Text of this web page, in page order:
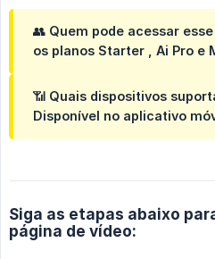
👥 Quem pode acessar
os planos Starter Ai Pro e
📶 Quais dispositivos
Disponível no aplicativo
Siga as etapas abaixo
página de vídeo: